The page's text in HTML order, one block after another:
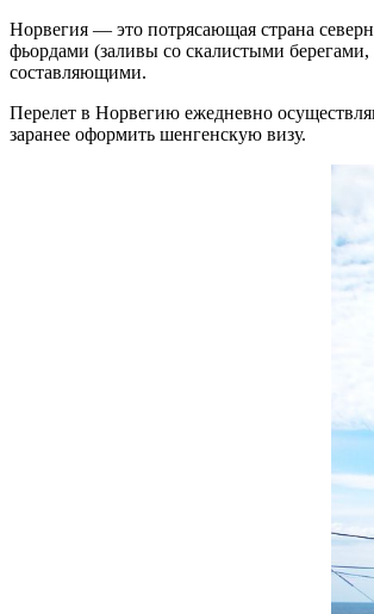
Норвегия — это потрясающая страна
фьордами (заливы со скалистыми
составляющими.
Перелет в Норвегию ежедневно
заранее оформить шенгенскую визу.